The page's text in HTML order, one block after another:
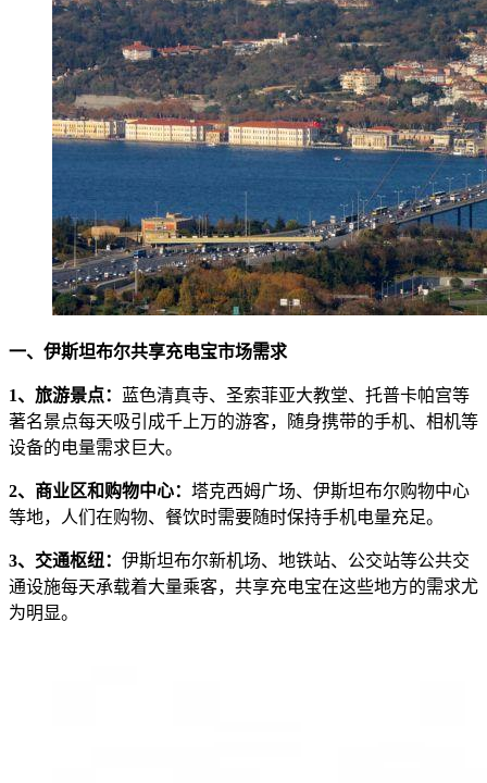
一、伊斯坦布尔共享充电宝市场需求
1、旅游景点：
蓝色清真寺、圣索菲亚大教堂、托普卡帕宫等
著名景点每天吸引成千上万的游客，随身携带的手机、相机等
设备的电量需求巨大。
2、商业区和购物中心： 塔克西姆广场、伊斯坦布尔购物中心
等地，人们在购物、餐饮时需要随时保持手机电量充足。
3、交通枢纽： 伊斯坦布尔新机场、地铁站、公交站等公共交
通设施每天承载着大量乘客，共享充电宝在这些地方的需求尤
为明显。